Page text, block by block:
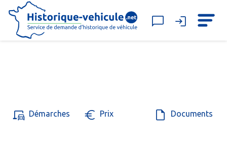
Démarches Prix Documents